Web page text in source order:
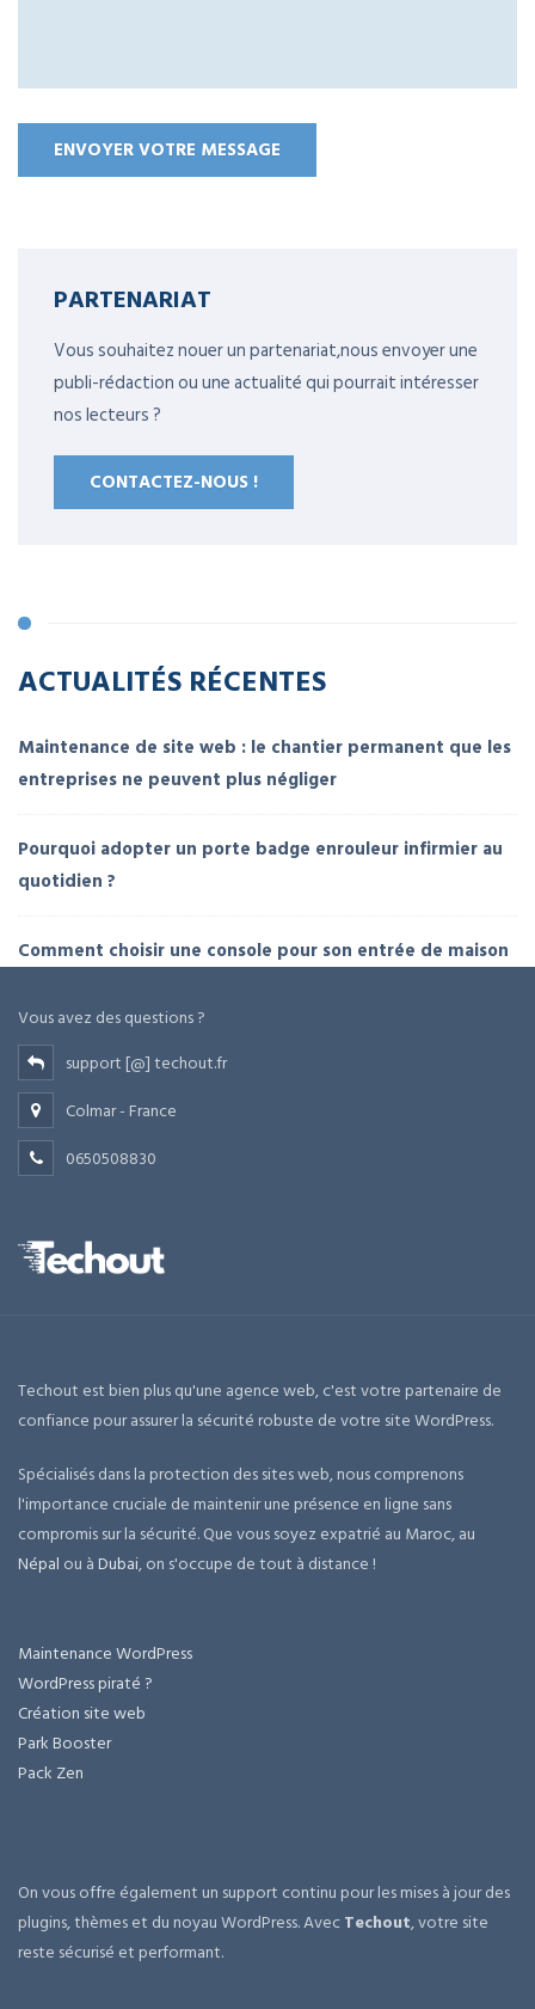
PARTENARIAT
Vous souhaitez nouer un partenariat,nous envoyer une
publi-rédaction ou une actualité qui pourrait intéresser
nos lecteurs ?
CONTACTEZ-NOUS !
ACTUALITÉS RÉCENTES
Maintenance de site web : le chantier permanent que les
entreprises ne peuvent plus négliger
Pourquoi adopter un porte badge enrouleur infirmier au
quotidien ?
Comment choisir une console pour son entrée de maison
Vous avez des questions ?
support [@] techout.fr
Colmar - France
0650508830
Techout est bien plus qu'une agence web, c'est votre partenaire de
confiance pour assurer la sécurité robuste de votre site WordPress.
Spécialisés dans la protection des sites web, nous comprenons
l'importance cruciale de maintenir une présence en ligne sans
compromis sur la sécurité. Que vous soyez expatrié au Maroc, au
Népal ou àDubai, on s'occupe de tout à distance !
Maintenance WordPress
WordPress piraté ?
Création site web
Park Booster
Pack Zen
On vous offre également un support continu pour les mises à jour des
plugins, thèmes et du noyau WordPress. AvecTechout, votre site
reste sécurisé et performant.